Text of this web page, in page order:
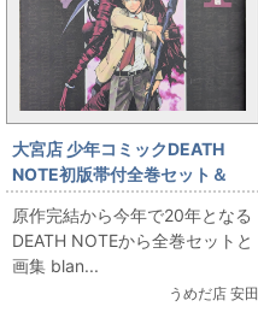
大宮店 少年コミックDEATH
NOTE初版帯付全巻セット＆
blanc et noirを出します
原作完結から今年で20年となる
DEATH NOTEから全巻セットと
画集 blan...
うめだ店 安田